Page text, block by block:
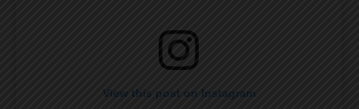
View this post on Instagram